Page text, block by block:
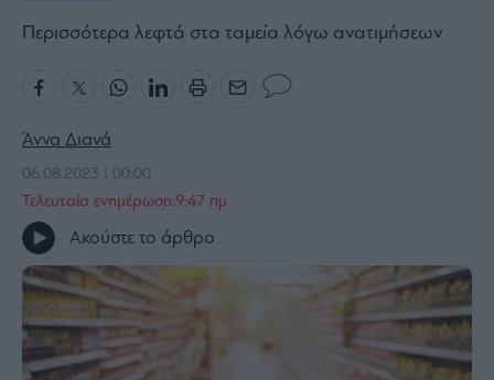
Law
Bloomberg
Times
The
Wiseman
Room
301
My
Story
Περισσότερα λεφτά στα ταμεία λόγω ανατιμήσεων
Άννα Διανά
06.08.2023 | 00:00
Τελευταία ενημέρωση:9:47 πμ
Ακούστε το άρθρο